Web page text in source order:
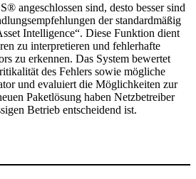
ange­schlossen sind, desto besser sind
der stan­dard­mäßig
Intel­li­gence“. Diese Funk­tion dient
zu inter­pre­tieren und fehler­hafte
zu erkennen. Das System bewertet
des Fehlers sowie mögliche
und evalu­iert die Möglich­keiten zur
Paket­lö­sung haben Netz­be­treiber
Betrieb entschei­dend ist.